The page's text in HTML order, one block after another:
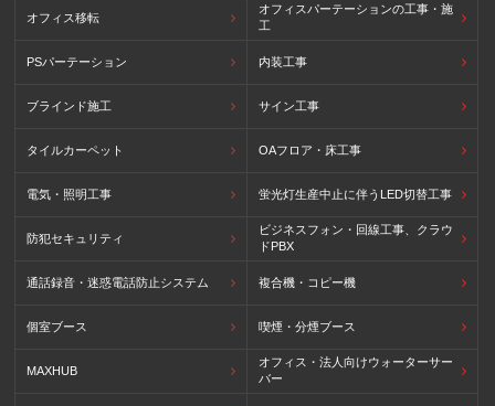
オフィス移転
オフィスパーテーションの工事・施
工
PSパーテーション 内装工事
ブラインド施工 サイン工事
タイルカーペット OAフロア・床工事
電気・照明工事 蛍光灯生産中止に伴うLED切替工事
防犯セキュリティ
ビジネスフォン・回線工事、クラウ
ドPBX
通話録音・迷惑電話防止システム 複合機・コピー機
個室ブース 喫煙・分煙ブース
MAXHUB
オフィス・法人向けウォーターサー
バー